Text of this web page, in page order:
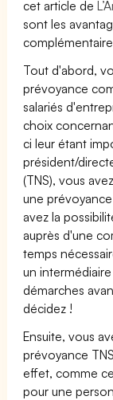
cet article de
sont les
Tout d'abord,
prévoyance
salariés
choix
ci leur étant
président/
(TNS), vous
une
avez la
auprès d'une
temps
un
démarches
décidez !
Ensuite, vous
prévoyance
effet, comme
pour une